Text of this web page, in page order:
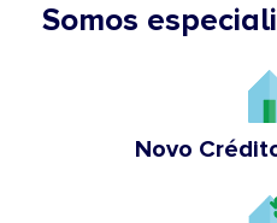
Somos
Novo